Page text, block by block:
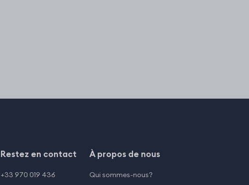
Restez en contact
+33 970 019 436
À propos de nous
Qui sommes-nous?